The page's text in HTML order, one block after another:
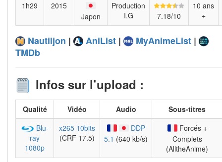
1h29
2015
Japon
Production
I.G
7.18/10
10 ans
+
Nautiljon | AniList | MyAnimeList |
TMDb
Infos sur l’upload :
Qualité Vidéo Audio
Sous-titres
Blu-
ray
1080p
x265 10bits
(CRF 17.5)
DDP
5.1 (640 kb/s)
Forcés +
Complets
(AlltheAnime)